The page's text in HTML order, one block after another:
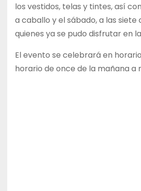
los vestidos, telas y tintes, así
a caballo y el sábado, a las
quienes ya se pudo disfrutar en
El evento se celebrará en
horario de once de la mañana a